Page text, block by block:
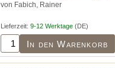
von Fabich, Rainer
Lieferzeit: 9-12 Werktage (DE)
In den Warenkorb